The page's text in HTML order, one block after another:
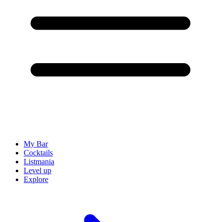
My Bar
Cocktails
Listmania
Level up
Explore